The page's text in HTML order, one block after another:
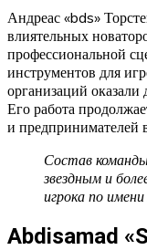
Андреас «bds»
влиятельных
профессиональной
инструментов для
организаций
Его работа
и предпринимателей
Состав
звездным и
игрока по
Abdisamad